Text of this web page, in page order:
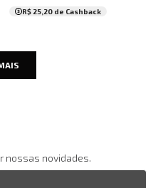
R$ 25,20 de Cashback
nossas novidades.